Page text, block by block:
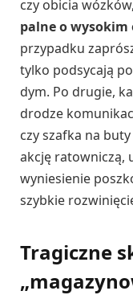
czy obicia
palne o
przypadku
tylko podsycają
dym. Po drugie,
drodze
czy szafka na
akcję ratowniczą,
wyniesienie
szybkie
Tragiczne